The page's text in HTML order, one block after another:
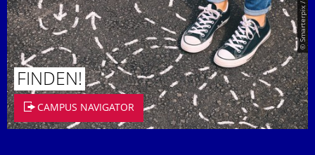
FINDEN!
CAMPUS NAVIGATOR